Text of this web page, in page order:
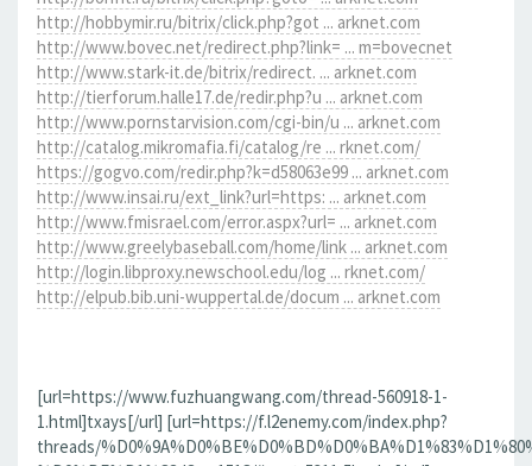
http://hobbymir.ru/bitrix/click.php?got ... arknet.com
http://www.bovec.net/redirect.php?link= ... m=bovecnet
http://www.stark-it.de/bitrix/redirect. ... arknet.com
http://tierforum.halle17.de/redir.php?u ... arknet.com
http://www.pornstarvision.com/cgi-bin/u ... arknet.com
http://catalog.mikromafia.fi/catalog/re ... rknet.com/
https://gogvo.com/redir.php?k=d58063e99 ... arknet.com
http://www.insai.ru/ext_link?url=https: ... arknet.com
http://www.fmisrael.com/error.aspx?url= ... arknet.com
http://www.greelybaseball.com/home/link ... arknet.com
http://login.libproxy.newschool.edu/log ... rknet.com/
http://elpub.bib.uni-wuppertal.de/docum ... arknet.com
[url=https://www.fuzhuangwang.com/thread-560918-1-
1.html]txays[/url] [url=https://f.l2enemy.com/index.php?
threads/